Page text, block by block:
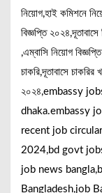
নিয়োগ,হাই কমিশনে
বিজ্ঞপ্তি
,এম্বাসি নিয়োগ
চাকরি,দূতাবাসে চাকরির
২০২৪,embassy
dhaka.embassy
recent job
2024,bd govt
job news
Bangladesh,job